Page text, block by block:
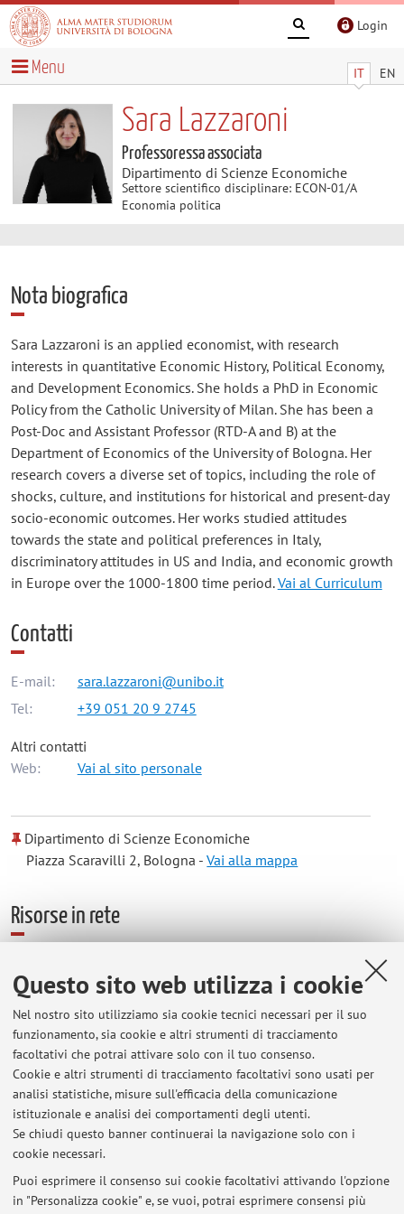
Questo sito web utilizza i cookie
Nel nostro sito utilizziamo sia cookie tecnici necessari per il suo
funzionamento, sia cookie e altri strumenti di tracciamento
facoltativi che potrai attivare solo con il tuo consenso.
Cookie e altri strumenti di tracciamento facoltativi sono usati per
analisi statistiche, misure sull'efficacia della comunicazione
istituzionale e analisi dei comportamenti degli utenti.
Se chiudi questo banner continuerai la navigazione solo con i
cookie necessari.
Puoi esprimere il consenso sui cookie facoltativi attivando l'opzione
in "Personalizza cookie" e, se vuoi, potrai esprimere consensi più
Login
IT EN
Menu
Sara Lazzaroni
Professoressa associata
Dipartimento di Scienze Economiche
Settore scientifico disciplinare: ECON-01/A
Economia politica
Nota biografica
Sara Lazzaroni is an applied economist, with research
interests in quantitative Economic History, Political Economy,
and Development Economics. She holds a PhD in Economic
Policy from the Catholic University of Milan. She has been a
Post-Doc and Assistant Professor (RTD-A and B) at the
Department of Economics of the University of Bologna. Her
research covers a diverse set of topics, including the role of
shocks, culture, and institutions for historical and present-day
socio-economic outcomes. Her works studied attitudes
towards the state and political preferences in Italy,
discriminatory attitudes in US and India, and economic growth
in Europe over the 1000-1800 time period.Vai al Curriculum
Contatti
E-mail:
sara.lazzaroni@unibo.it
Tel:
+39 051 20 9 2745
Altri contatti
Web:
Vai al sito personale
Dipartimento di Scienze Economiche
Piazza Scaravilli 2, Bologna -Vai alla mappa
Risorse in rete
Orario di ricevimento
Su appuntamento (inviare email a sara.lazzaroni@unibo.it)
Office - Bologna: Piazza Scaravilli 1, 3rd Floor, Room 347
Office - Forlì: Piazzale della Vittoria, 2nd Floor, Room 204